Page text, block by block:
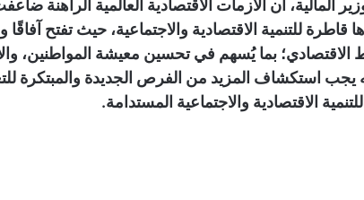
المالية، أن الأزمات الاقتصادية العالمية الراهنة
قاطرة للتنمية الاقتصادية والاجتماعية، حيث تفتح آفاقًا
بما يُسهم في تحسين معيشة المواطنين،
يجب استكشاف المزيد من الفرص الجديدة والمبتكرة
الاقتصادية والاجتماعية المستدامة.